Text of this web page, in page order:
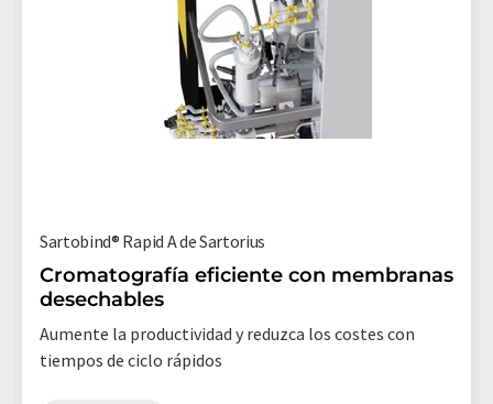
Sartobind® Rapid A de Sartorius
Cromatografía eficiente con membranas
desechables
Aumente la productividad y reduzca los costes con
tiempos de ciclo rápidos